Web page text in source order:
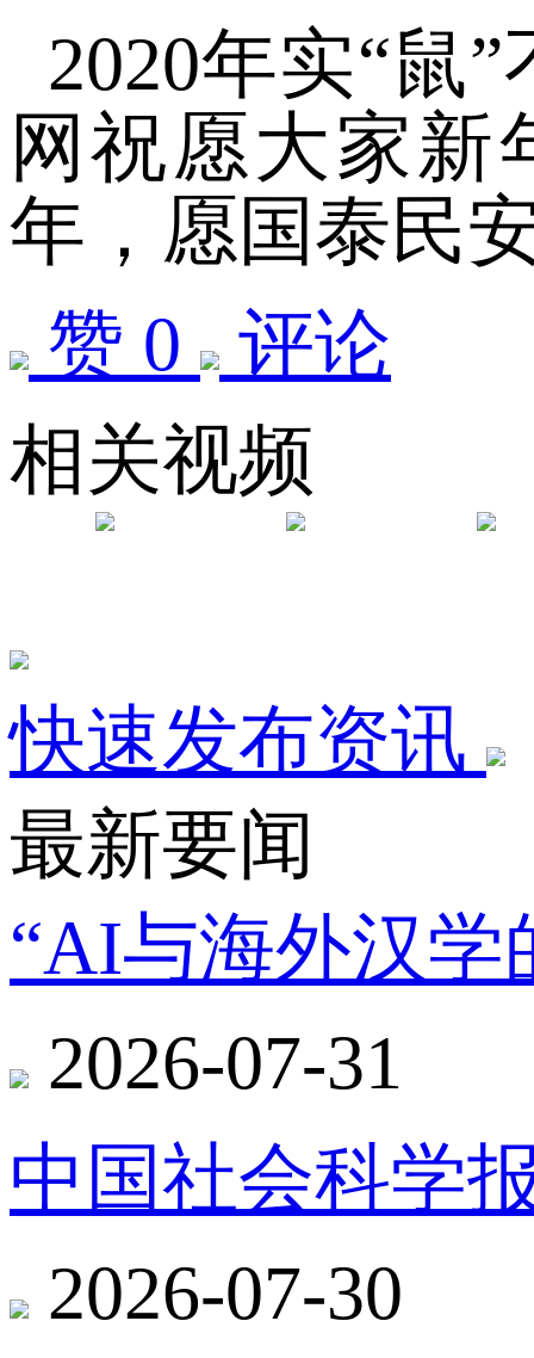
2020年实“鼠
网祝愿大家
年，愿国泰民
赞 0
评论
相关视频
快速发布资讯
最新要闻
“AI与海外汉学
2026-07-31
中国社会科学
2026-07-30